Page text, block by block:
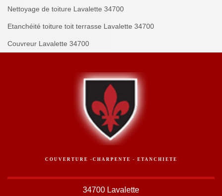
Nettoyage de toiture Lavalette 34700
Etanchéité toiture toit terrasse Lavalette 34700
Couvreur Lavalette 34700
COUVERTURE -CHARPENTE - ETANCHIETE
34700 Lavalette